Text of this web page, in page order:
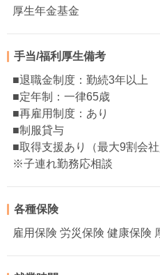
厚生年金基金
手当/福利厚生備考
■退職金制度：勤続3年以上
■定年制：一律65歳
■再雇用制度：あり
■制服貸与
■取得支援あり（最大9割会社
※子連れ勤務応相談
各種保険
雇用保険 労災保険 健康保険